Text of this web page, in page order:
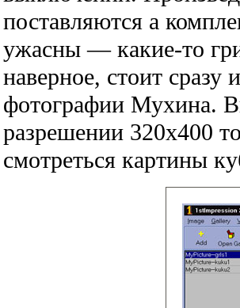
поставляются а
ужасны — какие-то
наверное, стоит сразу
фотографии Мухина.
разрешении 320х400
смотреться картины